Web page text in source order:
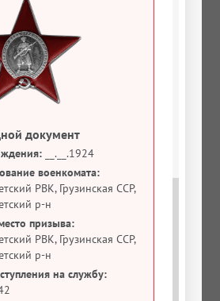
документ
__.__.1924
военкомата:
РВК, Грузинская ССР,
р-н
призыва:
РВК, Грузинская ССР,
р-н
на службу: